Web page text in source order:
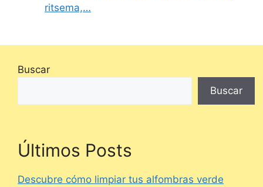
ritsema,…
Buscar
Buscar
Últimos Posts
Descubre cómo limpiar tus alfombras verde